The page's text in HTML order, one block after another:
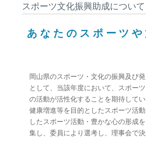
スポーツ文化振興助成について
あなたのスポーツ
岡山県のスポーツ・文化の振興及び
として、当該年度において、スポー
の活動が活性化することを期待してい
健康増進等を目的としたスポーツ活
したスポーツ活動・豊かな心の形成
集し、委員により選考し、理事会で決